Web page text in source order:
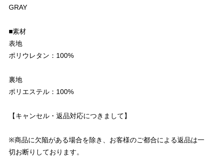
GRAY
■素材
表地
ポリウレタン：100%
裏地
ポリエステル：100%
【キャンセル・返品対応につきまして】
※商品に欠陥がある場合を除き、お客様のご都合による返品は一
切お断りしております。